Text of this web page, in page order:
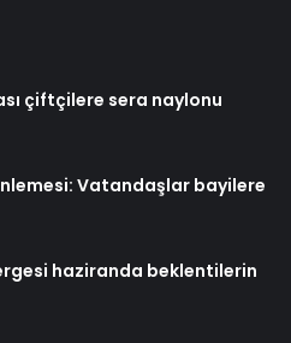
çiftçilere sera naylonu
Vatandaşlar bayilere
haziranda beklentilerin